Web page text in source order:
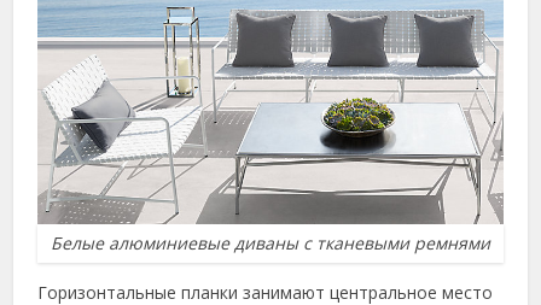
Белые алюминиевые диваны с тканевыми ремнями
Горизонтальные планки занимают центральное место